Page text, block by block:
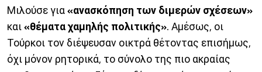
Μιλούσε για«ανασκόπηση των διμερών σχέσεων»
και«θέματα χαμηλής πολιτικής». Αμέσως, οι
Τούρκοι τον διέψευσαν οικτρά θέτοντας επισήμως,
όχι μόνον ρητορικά, το σύνολο της πιο ακραίας